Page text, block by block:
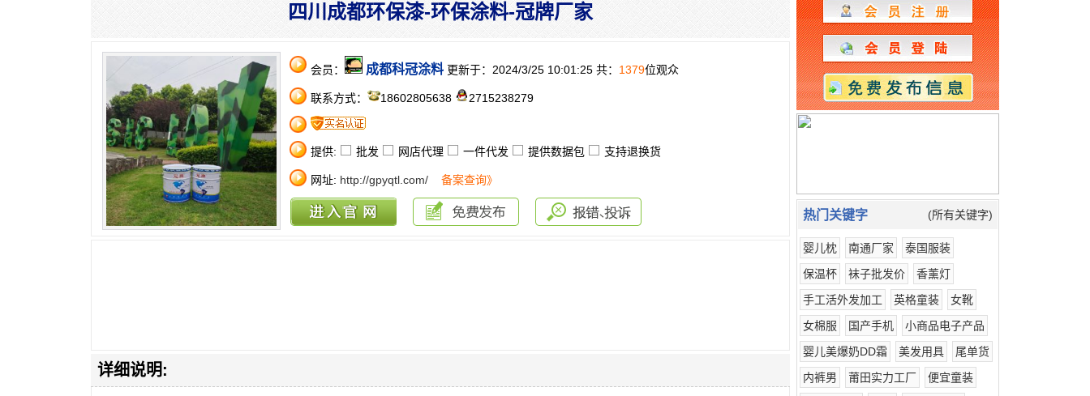
四川成都环保漆-环保涂料-冠牌厂家
会员： 成都科冠涂料 更新于：2024/3/25 10:01:25 共： 1379位观众
联系方式： 18602805638 2715238279
提供: 批发 网店代理 一件代发 提供数据包 支持退换货
网址: http://gpyqtl.com/ 备案查询》
详细说明:
热门关键字 (所有关键字)
婴儿枕 南通厂家
泰国服装
保温杯
袜子批发价
香薰灯
手工活外发加工
英格童装
女靴
女棉服
国产手机
小商品电子产品
婴儿美爆奶DD霜
美发用具
尾单货
内裤男
莆田实力工厂
便宜童装